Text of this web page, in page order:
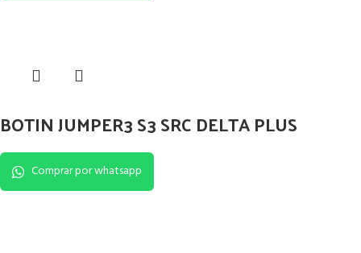
BOTIN JUMPER3 S3 SRC DELTA PLUS
Comprar por whatsapp